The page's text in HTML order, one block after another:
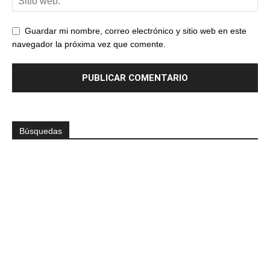
Guardar mi nombre, correo electrónico y sitio web en este
navegador la próxima vez que comente.
Búsquedas